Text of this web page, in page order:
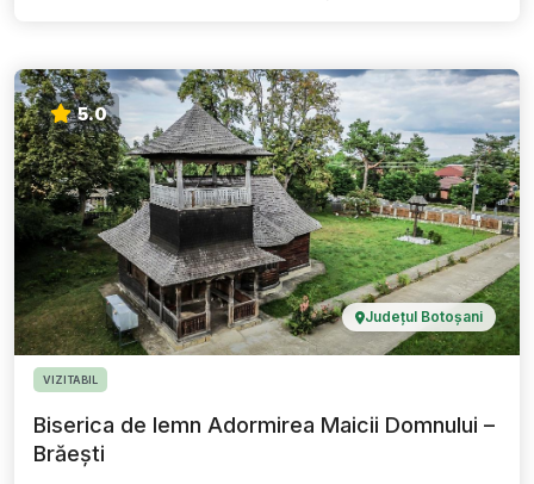
5.0
Județul Botoșani
VIZITABIL
Biserica de lemn Adormirea Maicii Domnului –
Brăești